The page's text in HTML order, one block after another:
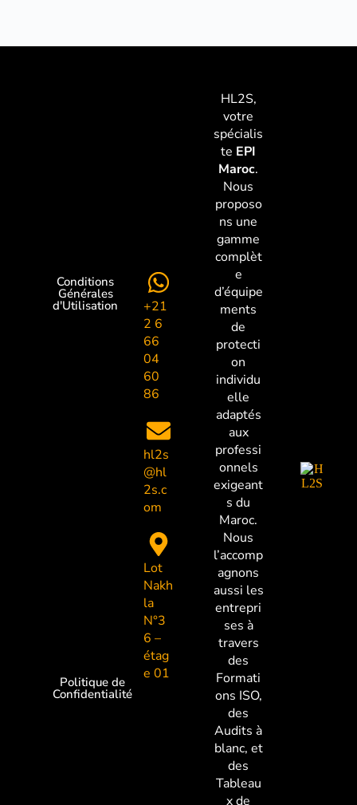
HL2S,
votre
spécialis
te EPI
Maroc.
Nous
proposo
ns une
gamme
complèt
e
d’équipe
ments
de
protecti
on
individu
elle
adaptés
aux
professi
onnels
exigeant
s du
Maroc.
Nous
l’accomp
agnons
aussi les
entrepri
ses à
travers
des
Formati
ons ISO,
des
Audits à
blanc, et
des
Tableau
x de
+21
2 6
66
04
60
86
hl2s
@hl
2s.c
om
Lot
Nakh
la
N°3
6 –
étag
e 01
Conditions
Générales
d'Utilisation
Politique de
Confidentialité